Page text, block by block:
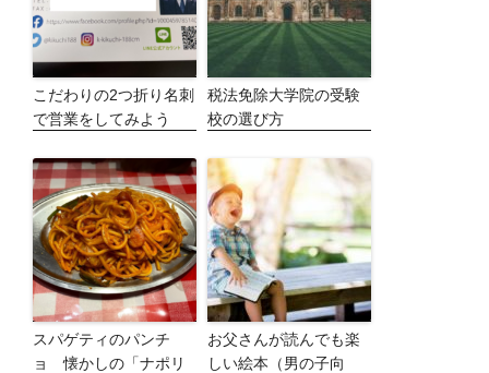
こだわりの2つ折り名刺
で営業をしてみよう
税法免除大学院の受験
校の選び方
スパゲティのパンチ
ョ 懐かしの「ナポリ
お父さんが読んでも楽
しい絵本（男の子向